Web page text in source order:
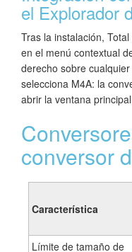
el Explorador
Tras la instalación,
en el menú contextual
derecho sobre
selecciona M4A: la
abrir la ventana
conversor
Característica
Límite de tamaño de